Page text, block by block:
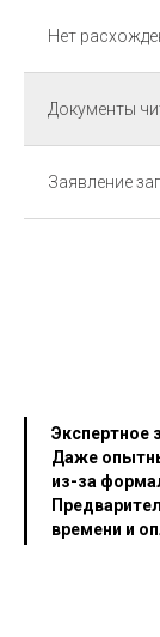
Нет
Документы
Заявление
Экспертное
Даже
из-за
времени и